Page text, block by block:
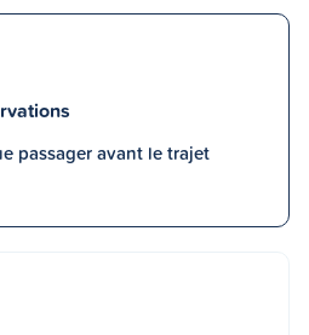
passager avant le trajet